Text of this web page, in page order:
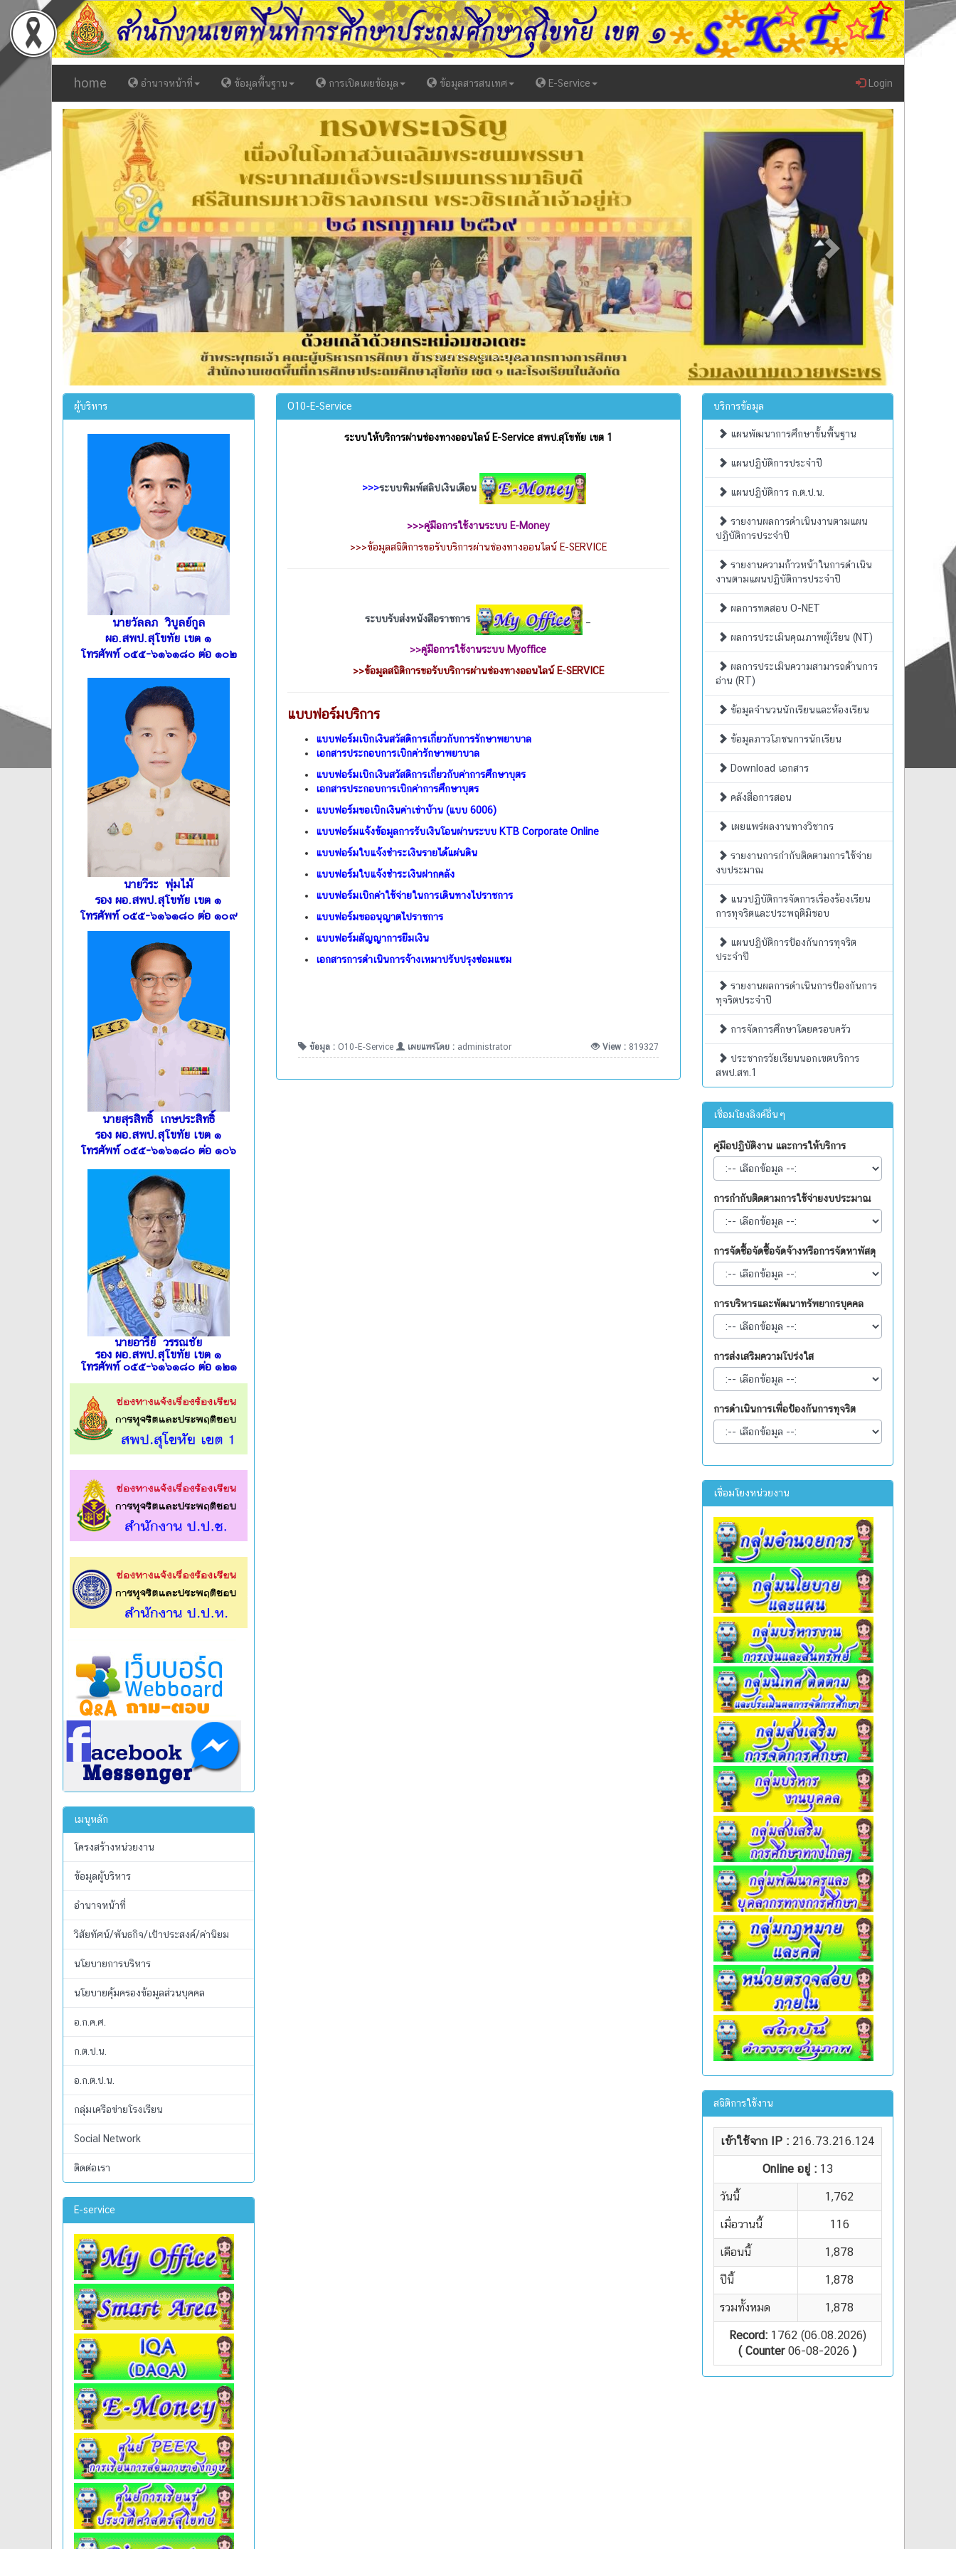
home อำนาจหน้าที่ ข้อมูลพื้นฐาน การเปิดเผยข้อมูล ข้อมูลสารสนเทศ E-Service Login
Previous Next
ผู้บริหาร
นายวัลลภ วิบูลย์กูล
ผอ.สพป.สุโขทัย เขต ๑
โทรศัพท์ ๐๕๕-๖๑๖๑๘๐ ต่อ ๑๐๒
นายวีระ พุ่มไม้
รอง ผอ.สพป.สุโขทัย เขต ๑
โทรศัพท์ ๐๕๕-๖๑๖๑๘๐ ต่อ ๑๐๙
นายสุรสิทธิ์ เกษประสิทธิ์
รอง ผอ.สพป.สุโขทัย เขต ๑
โทรศัพท์ ๐๕๕-๖๑๖๑๘๐ ต่อ ๑๐๖
นายอารีย์ วรรณชัย
รอง ผอ.สพป.สุโขทัย เขต ๑
โทรศัพท์ ๐๕๕-๖๑๖๑๘๐ ต่อ ๑๒๑
เมนูหลัก
โครงสร้างหน่วยงาน
ข้อมูลผู้บริหาร
อำนาจหน้าที่
วิสัยทัศน์/พันธกิจ/เป้าประสงค์/ค่านิยม
นโยบายการบริหาร
นโยบายคุ้มครองข้อมูลส่วนบุคคล
อ.ก.ค.ศ.
ก.ต.ป.น.
อ.ก.ต.ป.น.
กลุ่มเครือข่ายโรงเรียน
Social Network
ติดต่อเรา
E-service
O10-E-Service
ระบบให้บริการผ่านช่องทางออนไลน์ E-Service สพป.สุโขทัย เขต 1
>>>ระบบพิมพ์สลิปเงินเดือน
>>>คู่มือการใช้งานระบบ E-Money
>>>ข้อมูลสถิติการขอรับบริการผ่านช่องทางออนไลน์ E-SERVICE
ระบบรับส่งหนังสือราชการ
>>คู่มือการใช้งานระบบ Myoffice
>>ข้อมูลสถิติการขอรับบริการผ่านช่องทางออนไลน์ E-SERVICE
แบบฟอร์มบริการ
แบบฟอร์มเบิกเงินสวัสดิการเกี่ยวกับการรักษาพยาบาล
เอกสารประกอบการเบิกค่ารักษาพยาบาล
แบบฟอร์มเบิกเงินสวัสดิการเกี่ยวกับค่าการศึกษาบุตร
เอกสารประกอบการเบิกค่าการศึกษาบุตร
แบบฟอร์มขอเบิกเงินค่าเช่าบ้าน (แบบ 6006)
แบบฟอร์มแจ้งข้อมูลการรับเงินโอนผ่านระบบ KTB Corporate Online
แบบฟอร์มใบแจ้งชำระเงินรายได้แผ่นดิน
แบบฟอร์มใบแจ้งชำระเงินฝากคลัง
แบบฟอร์มเบิกค่าใช้จ่ายในการเดินทางไปราชการ
แบบฟอร์มขออนุญาตไปราชการ
แบบฟอร์มสัญญาการยืมเงิน
เอกสารการดำเนินการจ้างเหมาปรับปรุงซ่อมแซม
ข้อมูล : O10-E-Service เผยแพร่โดย : administrator View : 819327
บริการข้อมูล
แผนพัฒนาการศึกษาขั้นพื้นฐาน
แผนปฏิบัติการประจำปี
แผนปฏิบัติการ ก.ต.ป.น.
รายงานผลการดำเนินงานตามแผน
ปฏิบัติการประจำปี
รายงานความก้าวหน้าในการดำเนิน
งานตามแผนปฏิบัติการประจำปี
ผลการทดสอบ O-NET
ผลการประเมินคุณภาพผู้เรียน (NT)
ผลการประเมินความสามารถด้านการ
อ่าน (RT)
ข้อมูลจำนวนนักเรียนและห้องเรียน
ข้อมูลภาวโภชนการนักเรียน
Download เอกสาร
คลังสื่อการสอน
เผยแพร่ผลงานทางวิชากร
รายงานการกำกับติดตามการใช้จ่าย
งบประมาณ
แนวปฏิบัติการจัดการเรื่องร้องเรียน
การทุจริตและประพฤติมิชอบ
แผนปฏิบัติการป้องกันการทุจริต
ประจำปี
รายงานผลการดำเนินการป้องกันการ
ทุจริตประจำปี
การจัดการศึกษาโดยครอบครัว
ประชากรวัยเรียนนอกเขตบริการ
สพป.สท.1
เชื่อมโยงลิงค์อื่นๆ
คู่มือปฏิบัติงาน และการให้บริการ
การกำกับติดตามการใช้จ่ายงบประมาณ
การจัดซื้อจัดซื้อจัดจ้างหรือการจัดหาพัสดุ
การบริหารและพัฒนาทรัพยากรบุคคล
การส่งเสริมความโปร่งใส
การดำเนินการเพื่อป้องกันการทุจริต
เชื่อมโยงหน่วยงาน
สถิติการใช้งาน
เข้าใช้จาก IP : 216.73.216.124
Online อยู่ : 13
วันนี้ 1,762
เมื่อวานนี้ 116
เดือนนี้ 1,878
ปีนี้ 1,878
รวมทั้งหมด 1,878
Record:1762 (06.08.2026)
( Counter06-08-2026 )